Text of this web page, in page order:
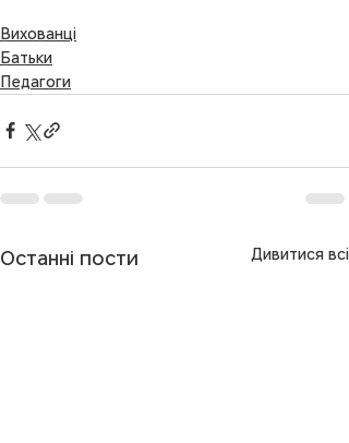
Вихованці
Батьки
Педагоги
Останні пости Дивитися всі